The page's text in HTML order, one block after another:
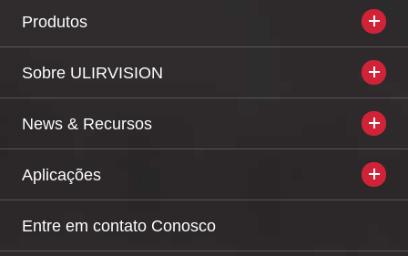
Produtos
Sobre ULIRVISION
News & Recursos
Aplicações
Entre em contato Conosco